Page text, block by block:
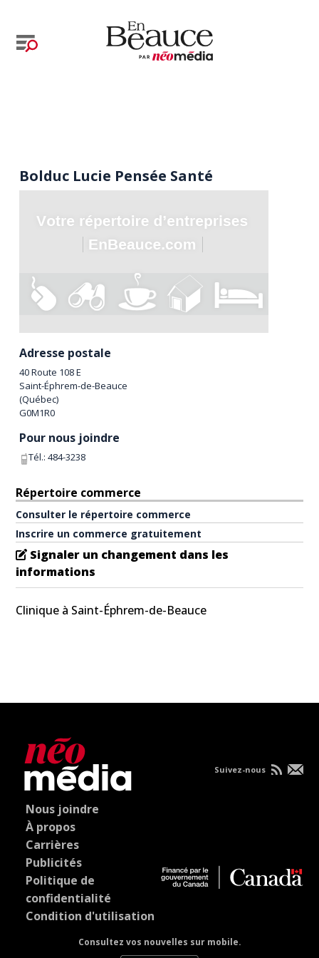
Bolduc Lucie Pensée Santé
Adresse postale
40 Route 108 E
Saint-Éphrem-de-Beauce
(Québec)
G0M1R0
Pour nous joindre
Tél.:484-3238
Répertoire commerce
Consulter le répertoire commerce
Inscrire un commerce gratuitement
Signaler un changement dans les
informations
Clinique à Saint-Éphrem-de-Beauce
Nous joindre
À propos
Carrières
Publicités
Politique de
confidentialité
Condition d'utilisation
Consultez vos nouvelles sur mobile.
Suivez-nous